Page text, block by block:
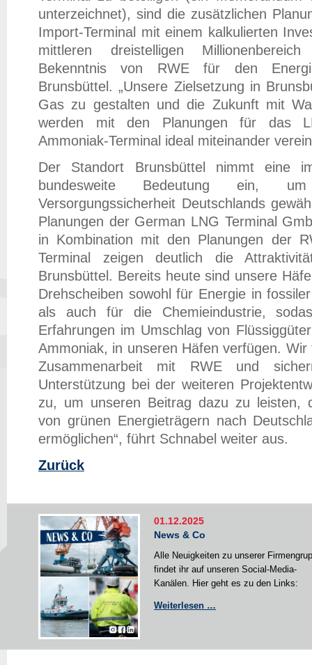
unterzeichnet), sind die zusätzlichen
Import-Terminal mit einem kalkulierten
mittleren dreistelligen
Bekenntnis von RWE für den
Brunsbüttel. „Unsere Zielsetzung in
Gas zu gestalten und die Zukunft mit
werden mit den Planungen für das
Ammoniak-Terminal ideal miteinander
Der Standort Brunsbüttel nimmt eine
bundesweite Bedeutung ein,
Versorgungssicherheit Deutschlands
Planungen der German LNG Terminal
in Kombination mit den Planungen der
Terminal zeigen deutlich die
Brunsbüttel. Bereits heute sind unsere
Drehscheiben sowohl für Energie in
als auch für die Chemieindustrie,
Erfahrungen im Umschlag von
Ammoniak, in unseren Häfen verfügen.
Zusammenarbeit mit RWE und
Unterstützung bei der weiteren
zu, um unseren Beitrag dazu zu leisten,
von grünen Energieträgern nach
ermöglichen“, führt Schnabel weiter aus.
Zurück
01.12.2025
News & Co
Alle Neuigkeiten zu unserer
findet ihr auf unseren Social-Media-
Kanälen. Hier geht es zu den Links:
Weiterlesen …